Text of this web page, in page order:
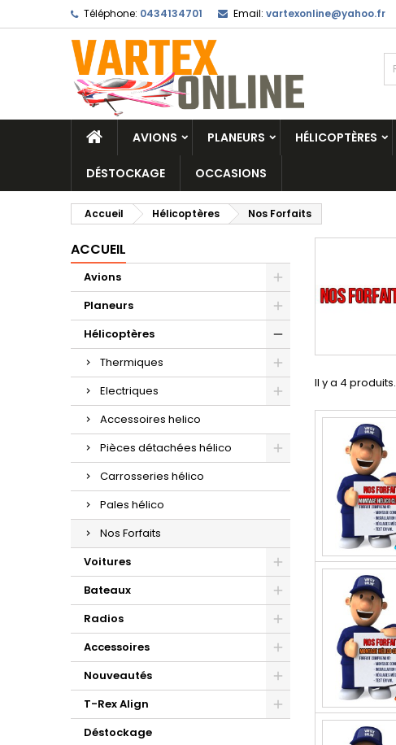
Téléphone: 0434134701 Email: vartexonline@yahoo.fr
AVIONS PLANEURS HÉLICOPTÈRES
DÉSTOCKAGE OCCASIONS
Accueil Hélicoptères Nos Forfaits
ACCUEIL
Avions
Planeurs
Hélicoptères
Thermiques
Electriques
Accessoires helico
Pièces détachées hélico
Carrosseries hélico
Pales hélico
Nos Forfaits
Voitures
Bateaux
Radios
Accessoires
Nouveautés
T-Rex Align
Déstockage
Il y a 4 produits.